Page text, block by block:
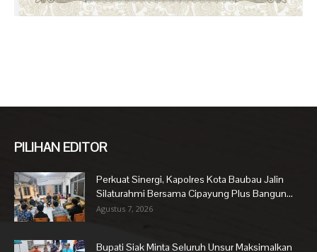
PILIHAN EDITOR
Perkuat Sinergi, Kapolres Kota Baubau Jalin
Silaturahmi Bersama Cipayung Plus Bangun...
Agustus 7, 2026
Bupati Siak Minta Seluruh Unsur Maksimalkan